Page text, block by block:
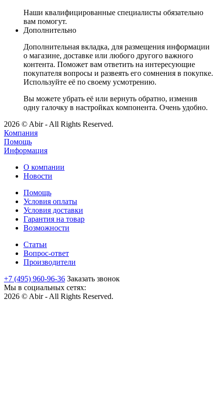
Наши квалифицированные специалисты обязательно
вам помогут.
Дополнительно
Дополнительная вкладка, для размещения информации
о магазине, доставке или любого другого важного
контента. Поможет вам ответить на интересующие
покупателя вопросы и развеять его сомнения в покупке.
Используйте её по своему усмотрению.
Вы можете убрать её или вернуть обратно, изменив
одну галочку в настройках компонента. Очень удобно.
2026 © Abir - All Rights Reserved.
Компания
Помощь
Информация
О компании
Новости
Помощь
Условия оплаты
Условия доставки
Гарантия на товар
Возможности
Статьи
Вопрос-ответ
Производители
+7 (495) 960-96-36 Заказать звонок
Мы в социальных сетях:
2026 © Abir - All Rights Reserved.